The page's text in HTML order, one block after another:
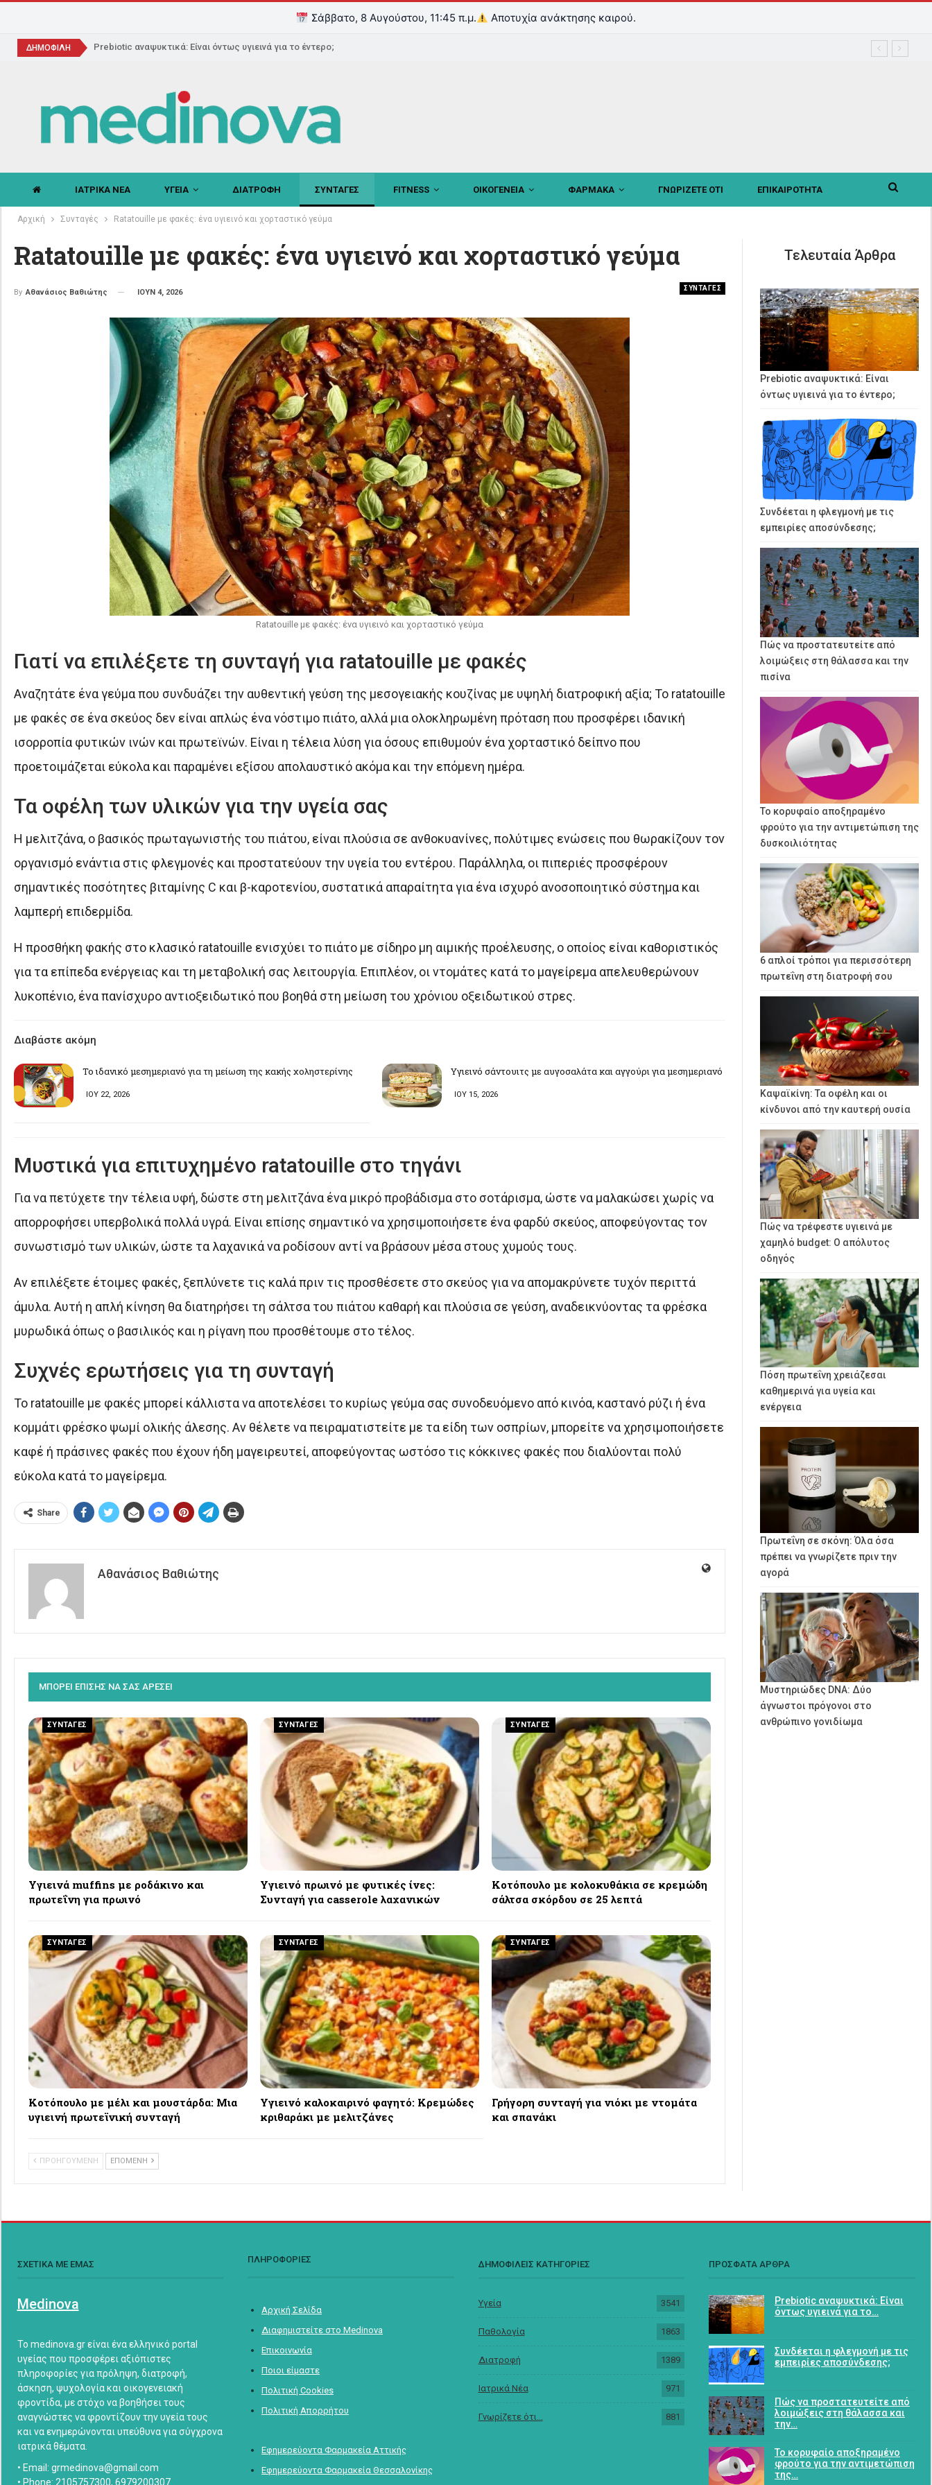
Σάββατο, 8 Αυγούστου, 11:45 π.μ. Αποτυχία ανάκτησης καιρού.
ΔΗΜΟΦΙΛΗ Prebiotic αναψυκτικά: Είναι όντως υγιεινά για το έντερο;
ΙΑΤΡΙΚΑ ΝΕΑ ΥΓΕΙΑ ΔΙΑΤΡΟΦΗ ΣΥΝΤΑΓΕΣ FITNESS ΟΙΚΟΓΕΝΕΙΑ ΦΑΡΜΑΚΑ ΓΝΩΡΙΖΕΤΕ ΟΤΙ ΕΠΙΚΑΙΡΟΤΗΤΑ
Αρχική Συνταγές Ratatouille με φακές: ένα υγιεινό και χορταστικό γεύμα
Ratatouille με φακές: ένα υγιεινό και χορταστικό γεύμα
ΣΥΝΤΑΓΕΣ
By Αθανάσιος Βαθιώτης ΙΟΥΝ 4, 2026
Ratatouille με φακές: ένα υγιεινό και χορταστικό γεύμα
Γιατί να επιλέξετε τη συνταγή για ratatouille με φακές
Αναζητάτε ένα γεύμα που συνδυάζει την αυθεντική γεύση της μεσογειακής κουζίνας με υψηλή διατροφική αξία; Το ratatouille
με φακές σε ένα σκεύος δεν είναι απλώς ένα νόστιμο πιάτο, αλλά μια ολοκληρωμένη πρόταση που προσφέρει ιδανική
ισορροπία φυτικών ινών και πρωτεϊνών. Είναι η τέλεια λύση για όσους επιθυμούν ένα χορταστικό δείπνο που
προετοιμάζεται εύκολα και παραμένει εξίσου απολαυστικό ακόμα και την επόμενη ημέρα.
Τα οφέλη των υλικών για την υγεία σας
Η μελιτζάνα, ο βασικός πρωταγωνιστής του πιάτου, είναι πλούσια σε ανθοκυανίνες, πολύτιμες ενώσεις που θωρακίζουν τον
οργανισμό ενάντια στις φλεγμονές και προστατεύουν την υγεία του εντέρου. Παράλληλα, οι πιπεριές προσφέρουν
σημαντικές ποσότητες βιταμίνης C και β-καροτενίου, συστατικά απαραίτητα για ένα ισχυρό ανοσοποιητικό σύστημα και
λαμπερή επιδερμίδα.
Η προσθήκη φακής στο κλασικό ratatouille ενισχύει το πιάτο με σίδηρο μη αιμικής προέλευσης, ο οποίος είναι καθοριστικός
για τα επίπεδα ενέργειας και τη μεταβολική σας λειτουργία. Επιπλέον, οι ντομάτες κατά το μαγείρεμα απελευθερώνουν
λυκοπένιο, ένα πανίσχυρο αντιοξειδωτικό που βοηθά στη μείωση του χρόνιου οξειδωτικού στρες.
Διαβάστε ακόμη
Το ιδανικό μεσημεριανό για τη μείωση της κακής χοληστερίνης
ΙΟΥ 22, 2026
Υγιεινό σάντουιτς με αυγοσαλάτα και αγγούρι για μεσημεριανό
ΙΟΥ 15, 2026
Μυστικά για επιτυχημένο ratatouille στο τηγάνι
Για να πετύχετε την τέλεια υφή, δώστε στη μελιτζάνα ένα μικρό προβάδισμα στο σοτάρισμα, ώστε να μαλακώσει χωρίς να
απορροφήσει υπερβολικά πολλά υγρά. Είναι επίσης σημαντικό να χρησιμοποιήσετε ένα φαρδύ σκεύος, αποφεύγοντας τον
συνωστισμό των υλικών, ώστε τα λαχανικά να ροδίσουν αντί να βράσουν μέσα στους χυμούς τους.
Αν επιλέξετε έτοιμες φακές, ξεπλύνετε τις καλά πριν τις προσθέσετε στο σκεύος για να απομακρύνετε τυχόν περιττά
άμυλα. Αυτή η απλή κίνηση θα διατηρήσει τη σάλτσα του πιάτου καθαρή και πλούσια σε γεύση, αναδεικνύοντας τα φρέσκα
μυρωδικά όπως ο βασιλικός και η ρίγανη που προσθέτουμε στο τέλος.
Συχνές ερωτήσεις για τη συνταγή
Το ratatouille με φακές μπορεί κάλλιστα να αποτελέσει το κυρίως γεύμα σας συνοδευόμενο από κινόα, καστανό ρύζι ή ένα
κομμάτι φρέσκο ψωμί ολικής άλεσης. Αν θέλετε να πειραματιστείτε με τα είδη των οσπρίων, μπορείτε να χρησιμοποιήσετε
καφέ ή πράσινες φακές που έχουν ήδη μαγειρευτεί, αποφεύγοντας ωστόσο τις κόκκινες φακές που διαλύονται πολύ
εύκολα κατά το μαγείρεμα.
Share
Αθανάσιος Βαθιώτης
ΜΠΟΡΕΙ ΕΠΙΣΗΣ ΝΑ ΣΑΣ ΑΡΕΣΕΙ
ΣΥΝΤΑΓΕΣ
Υγιεινά muffins με ροδάκινο και
πρωτεΐνη για πρωινό
ΣΥΝΤΑΓΕΣ
Υγιεινό πρωινό με φυτικές ίνες:
Συνταγή για casserole λαχανικών
ΣΥΝΤΑΓΕΣ
Κοτόπουλο με κολοκυθάκια σε κρεμώδη
σάλτσα σκόρδου σε 25 λεπτά
ΣΥΝΤΑΓΕΣ
Κοτόπουλο με μέλι και μουστάρδα: Μια
υγιεινή πρωτεϊνική συνταγή
ΣΥΝΤΑΓΕΣ
Υγιεινό καλοκαιρινό φαγητό: Κρεμώδες
κριθαράκι με μελιτζάνες
ΣΥΝΤΑΓΕΣ
Γρήγορη συνταγή για νιόκι με ντομάτα
και σπανάκι
ΠΡΟΗΓΟΥΜΕΝΗ ΕΠΟΜΕΝΗ
Τελευταία Άρθρα
Prebiotic αναψυκτικά: Είναι
όντως υγιεινά για το έντερο;
Συνδέεται η φλεγμονή με τις
εμπειρίες αποσύνδεσης;
Πώς να προστατευτείτε από
λοιμώξεις στη θάλασσα και την
πισίνα
Το κορυφαίο αποξηραμένο
φρούτο για την αντιμετώπιση της
δυσκοιλιότητας
6 απλοί τρόποι για περισσότερη
πρωτεΐνη στη διατροφή σου
Καψαϊκίνη: Τα οφέλη και οι
κίνδυνοι από την καυτερή ουσία
Πώς να τρέφεστε υγιεινά με
χαμηλό budget: Ο απόλυτος
οδηγός
Πόση πρωτεΐνη χρειάζεσαι
καθημερινά για υγεία και
ενέργεια
Πρωτεΐνη σε σκόνη: Όλα όσα
πρέπει να γνωρίζετε πριν την
αγορά
Μυστηριώδες DNA: Δύο
άγνωστοι πρόγονοι στο
ανθρώπινο γονιδίωμα
ΣΧΕΤΙΚΑ ΜΕ ΕΜΑΣ
Medinova
Το medinova.gr είναι ένα ελληνικό portal
υγείας που προσφέρει αξιόπιστες
πληροφορίες για πρόληψη, διατροφή,
άσκηση, ψυχολογία και οικογενειακή
φροντίδα, με στόχο να βοηθήσει τους
αναγνώστες να φροντίζουν την υγεία τους
και να ενημερώνονται υπεύθυνα για σύγχρονα
ιατρικά θέματα.
• Email: grmedinova@gmail.com
• Phone: 2105757300, 6979200307
ΠΛΗΡΟΦΟΡΙΕΣ
Αρχική Σελίδα
Διαφημιστείτε στο Medinova
Επικοινωνία
Ποιοι είμαστε
Πολιτική Cookies
Πολιτική Απορρήτου
Εφημερεύοντα Φαρμακεία Αττικής
Εφημερεύοντα Φαρμακεία Θεσσαλονίκης
ΔΗΜΟΦΙΛΕΙΣ ΚΑΤΗΓΟΡΙΕΣ
Υγεία 3541
Παθολογία 1863
Διατροφή 1389
Ιατρικά Νέα 971
Γνωρίζετε ότι... 881
ΠΡΟΣΦΑΤΑ ΑΡΘΡΑ
Prebiotic αναψυκτικά: Είναι
όντως υγιεινά για το…
Συνδέεται η φλεγμονή με τις
εμπειρίες αποσύνδεσης;
Πώς να προστατευτείτε από
λοιμώξεις στη θάλασσα και
την…
Το κορυφαίο αποξηραμένο
φρούτο για την αντιμετώπιση
της…